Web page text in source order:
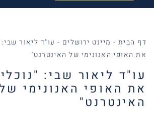
דף הבית - מיינט ירושלים - עו"ד ליאור
את האופי האנונימי של האינטרנט"
עו"ד ליאור שבי:
את האופי האנונימי של
האינטרנט"